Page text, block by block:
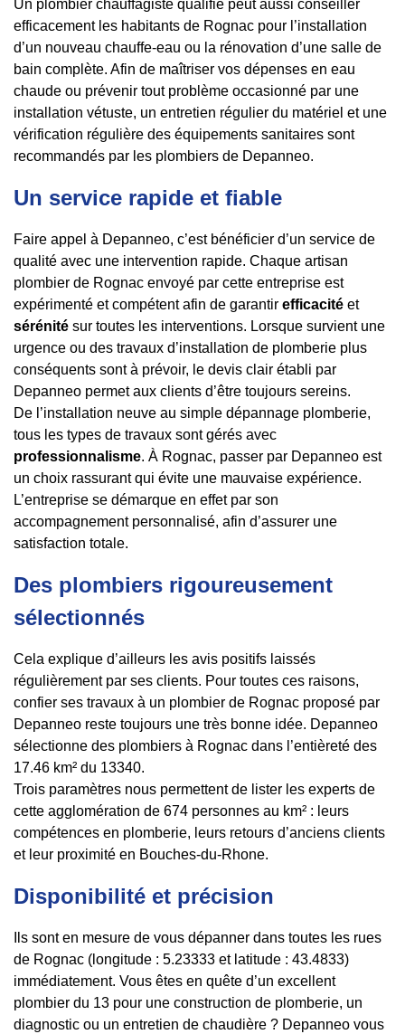
Un plombier chauffagiste qualifié peut aussi conseiller
efficacement les habitants de Rognac pour l’installation
d’un nouveau chauffe-eau ou la rénovation d’une salle de
bain complète. Afin de maîtriser vos dépenses en eau
chaude ou prévenir tout problème occasionné par une
installation vétuste, un entretien régulier du matériel et une
vérification régulière des équipements sanitaires sont
recommandés par les plombiers de Depanneo.
Un service rapide et fiable
Faire appel à Depanneo, c’est bénéficier d’un service de
qualité avec une intervention rapide. Chaque artisan
plombier de Rognac envoyé par cette entreprise est
expérimenté et compétent afin de garantir efficacité et
sérénité sur toutes les interventions. Lorsque survient une
urgence ou des travaux d’installation de plomberie plus
conséquents sont à prévoir, le devis clair établi par
Depanneo permet aux clients d’être toujours sereins.
De l’installation neuve au simple dépannage plomberie,
tous les types de travaux sont gérés avec
professionnalisme. À Rognac, passer par Depanneo est
un choix rassurant qui évite une mauvaise expérience.
L’entreprise se démarque en effet par son
accompagnement personnalisé, afin d’assurer une
satisfaction totale.
Des plombiers rigoureusement
sélectionnés
Cela explique d’ailleurs les avis positifs laissés
régulièrement par ses clients. Pour toutes ces raisons,
confier ses travaux à un plombier de Rognac proposé par
Depanneo reste toujours une très bonne idée. Depanneo
sélectionne des plombiers à Rognac dans l’entièreté des
17.46 km² du 13340.
Trois paramètres nous permettent de lister les experts de
cette agglomération de 674 personnes au km² : leurs
compétences en plomberie, leurs retours d’anciens clients
et leur proximité en Bouches-du-Rhone.
Disponibilité et précision
Ils sont en mesure de vous dépanner dans toutes les rues
de Rognac (longitude : 5.23333 et latitude : 43.4833)
immédiatement. Vous êtes en quête d’un excellent
plombier du 13 pour une construction de plomberie, un
diagnostic ou un entretien de chaudière ? Depanneo vous